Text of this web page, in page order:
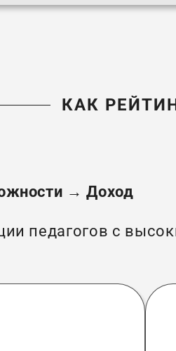
КАК
→ Доход
педагогов с